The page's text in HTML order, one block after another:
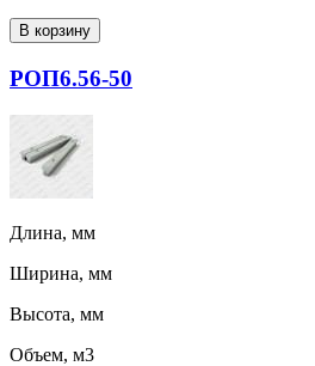
В корзину
РОП6.56-50
Длина, мм
Ширина, мм
Высота, мм
Объем, м3